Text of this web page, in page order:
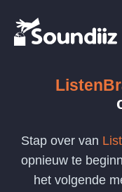
Stap over van
opnieuw te
het volgende